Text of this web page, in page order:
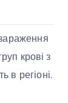
крові з
в регіоні.